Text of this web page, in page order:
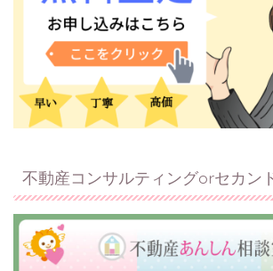
不動産コンサルティングorセカン